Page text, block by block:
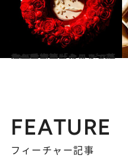
2017.11.22
クリスマスはホテルで華やかに楽しもう！ ビジュアル重視の「クリスマスケーキ」篇
旅＆お出かけ
FEATURE
フィーチャー記事